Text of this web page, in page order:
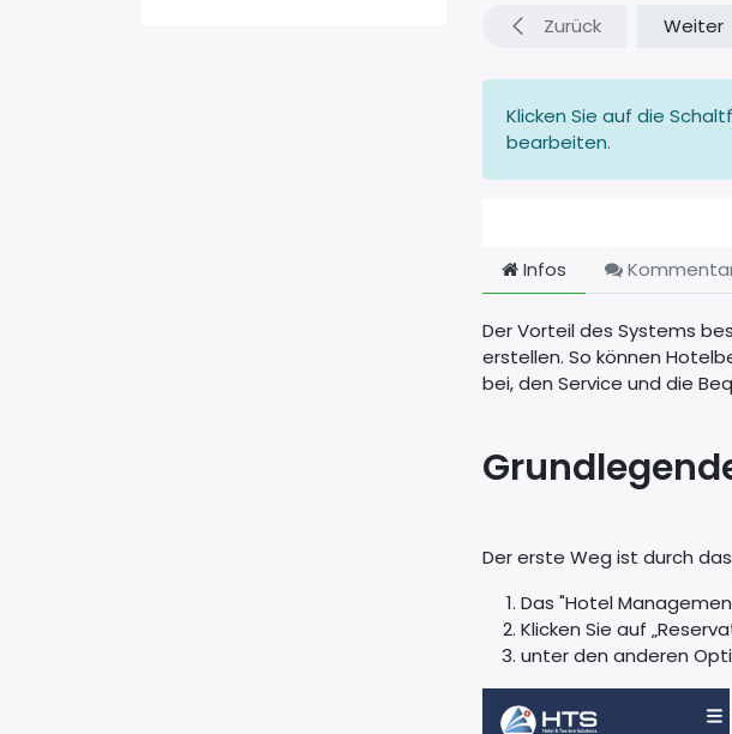
Zurück Weiter
Klicken Sie auf die
bearbeiten.
Infos
Der Vorteil des Systems
erstellen. So können
bei, den Service und die
Der erste Weg ist durch
Das "Hotel
Klicken Sie auf
unter den anderen